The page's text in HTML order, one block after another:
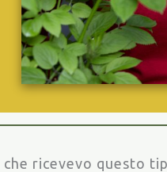
ricevevo questo